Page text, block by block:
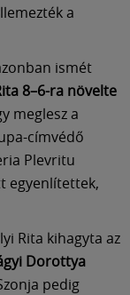
a
ismét
8–6-ra növelte
meglesz a
címvédő
Plevritu
egyenlítettek,
Rita kihagyta az
Dorottya
pedig